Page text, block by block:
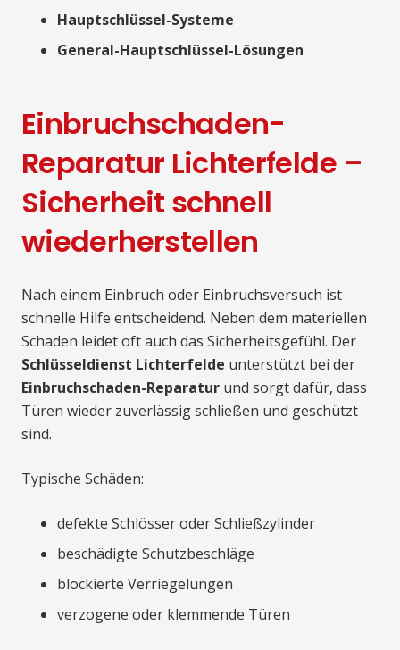
Hauptschlüssel-Systeme
General-Hauptschlüssel-Lösungen
Einbruchschaden-
Reparatur Lichterfelde –
Sicherheit schnell
wiederherstellen
Nach einem Einbruch oder Einbruchsversuch ist
schnelle Hilfe entscheidend. Neben dem materiellen
Schaden leidet oft auch das Sicherheitsgefühl. Der
Schlüsseldienst Lichterfelde unterstützt bei der
Einbruchschaden-Reparatur und sorgt dafür, dass
Türen wieder zuverlässig schließen und geschützt
sind.
Typische Schäden:
defekte Schlösser oder Schließzylinder
beschädigte Schutzbeschläge
blockierte Verriegelungen
verzogene oder klemmende Türen